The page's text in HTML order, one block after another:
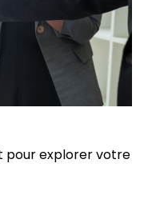
pour explorer votre